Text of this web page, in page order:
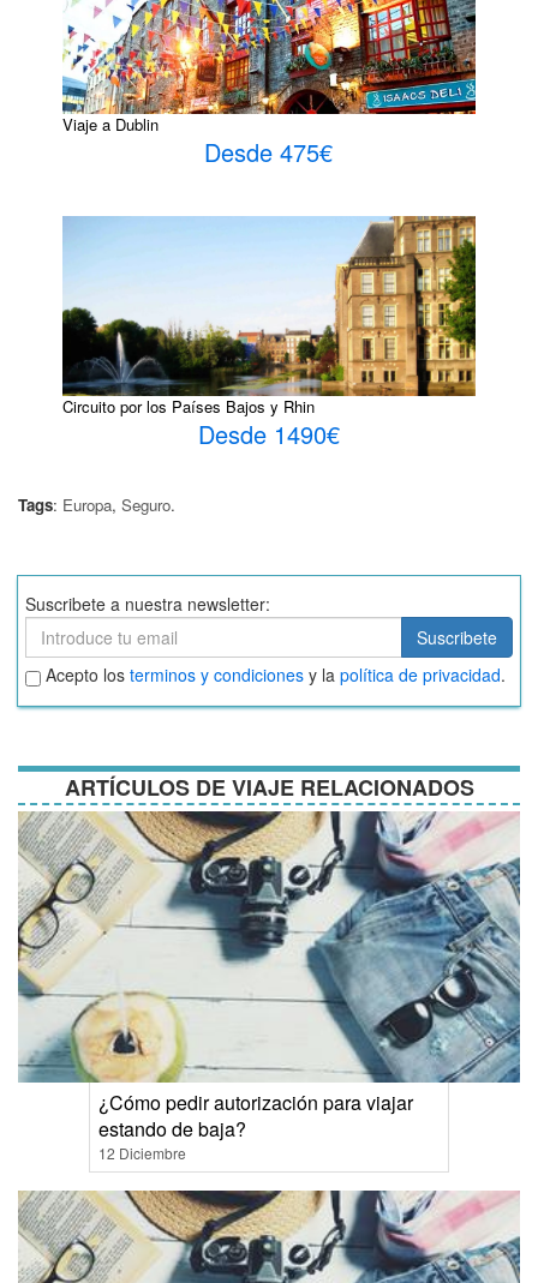
Viaje a Dublin
Desde 475€
Circuito por los Países Bajos y Rhin
Desde 1490€
Tags: Europa, Seguro.
Suscribete a nuestra newsletter:
Suscribete
Suscribete
Aceptar
términos
y
Acepto los terminos y condiciones y la política de privacidad.
ARTÍCULOS DE VIAJE RELACIONADOS
¿Cómo pedir autorización para viajar
estando de baja?
12 Diciembre